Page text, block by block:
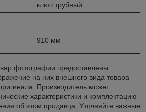
ключ трубный
910 мм
фотографии предоставлены
на них внешнего вида товара
Производитель может
характеристики и комплектацию
об этом продавца. Уточняйте важные